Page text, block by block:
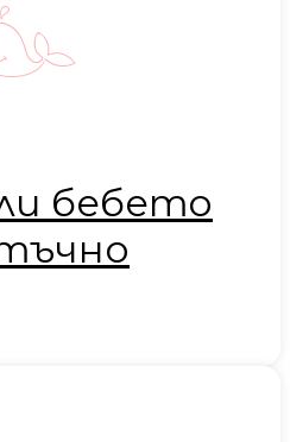
бебето